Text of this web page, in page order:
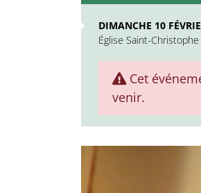
DIMANCHE 10
Église Saint-
Cet
venir.